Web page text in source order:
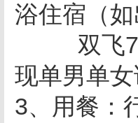
浴住宿（
双飞7日
现单男单
3、用餐：